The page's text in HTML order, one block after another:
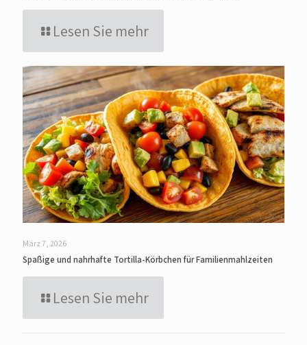
Lesen Sie mehr
März 7, 2026
Spaßige und nahrhafte Tortilla-Körbchen für Familienmahlzeiten
Lesen Sie mehr